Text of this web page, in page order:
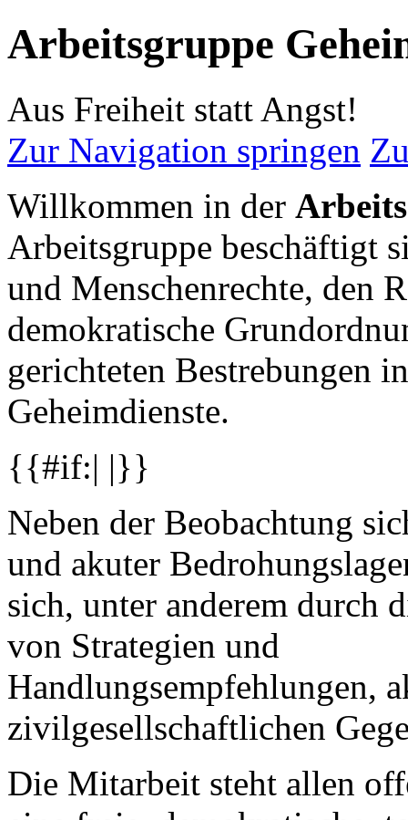
Arbeitsgruppe
Aus Freiheit statt Angst!
Zur Navigation springen
Willkommen in der
Arbeitsgruppe beschäftigt
und Menschenrechte, den
demokratische
gerichteten Bestrebungen
Geheimdienste.
{{#if:| |}}
Neben der Beobachtung
und akuter
sich, unter anderem durch
von Strategien und
Handlungsempfehlungen,
zivilgesellschaftlichen
Die Mitarbeit steht allen